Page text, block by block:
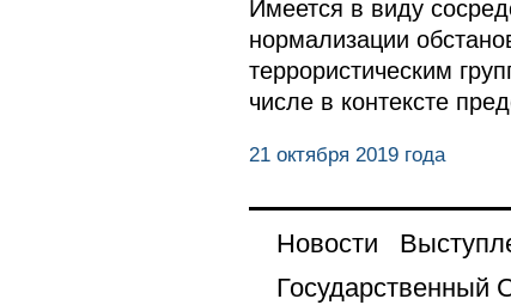
Имеется в виду
нормализации
террористическим
числе в контексте
21 октября 2019 года
Новости
Государственный